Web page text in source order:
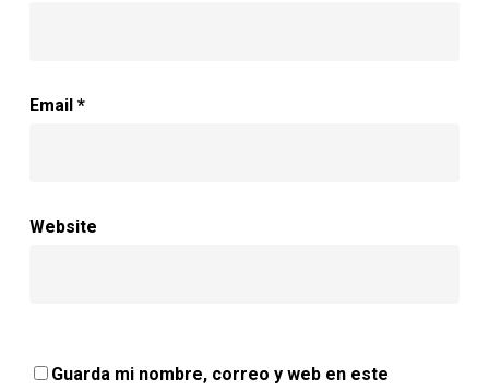
Email *
Website
Guarda mi nombre, correo y web en este